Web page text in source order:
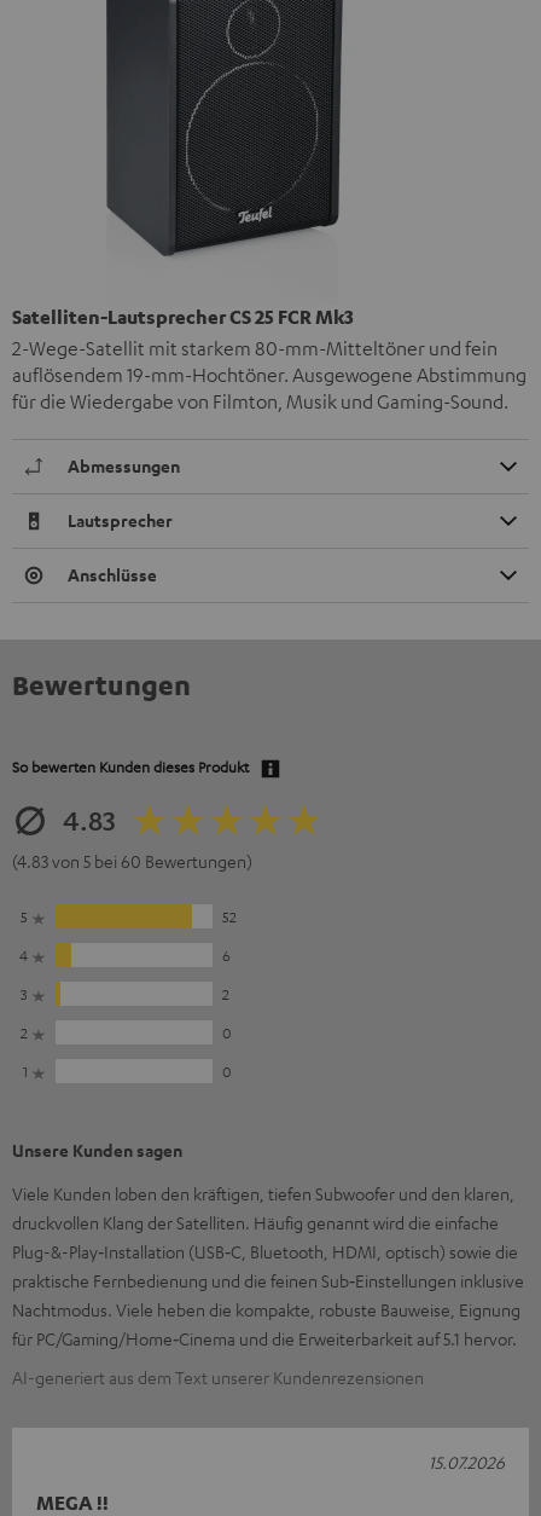
Satelliten-Lautsprecher CS 25 FCR Mk3
2-Wege-Satellit mit starkem 80-mm-Mitteltöner und fein
auflösendem 19-mm-Hochtöner. Ausgewogene Abstimmung
für die Wiedergabe von Filmton, Musik und Gaming-Sound.
Abmessungen
Lautsprecher
Anschlüsse
Bewertungen
So bewerten Kunden dieses Produkt
4.83
(4.83 von 5 bei 60 Bewertungen)
5
52
4
6
3
2
2
0
1
0
Unsere Kunden sagen
Viele Kunden loben den kräftigen, tiefen Subwoofer und den klaren,
druckvollen Klang der Satelliten. Häufig genannt wird die einfache
Plug-&-Play‑Installation (USB‑C, Bluetooth, HDMI, optisch) sowie die
praktische Fernbedienung und die feinen Sub‑Einstellungen inklusive
Nachtmodus. Viele heben die kompakte, robuste Bauweise, Eignung
für PC/Gaming/Home‑Cinema und die Erweiterbarkeit auf 5.1 hervor.
AI-generiert aus dem Text unserer Kundenrezensionen
MEGA !!
15.07.2026